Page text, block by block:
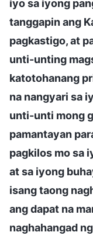
iyo sa iyong
tanggapin ang
pagkastigo, at
unti-unting
katotohanang
na nangyari sa
unti-unti mong
pamantayan
pagkilos mo sa
at sa iyong
isang taong
ang dapat na
naghahangad